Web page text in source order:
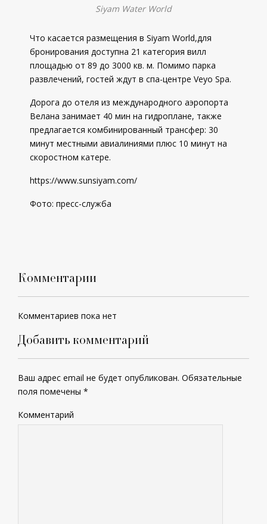
Siyam Water World
Что касается размещения в Siyam World,для
бронирования доступна 21 категория вилл
площадью от 89 до 3000 кв. м. Помимо парка
развлечений, гостей ждут в спа-центре Veyo Spa.
Дорога до отеля из международного аэропорта
Велана занимает 40 мин на гидроплане, также
предлагается комбинированный трансфер: 30
минут местными авиалиниями плюс 10 минут на
скоростном катере.
https://www.sunsiyam.com/
Фото: пресс-служба
Комментарии
Комментариев пока нет
Добавить комментарий
Ваш адрес email не будет опубликован. Обязательные
поля помечены *
Комментарий